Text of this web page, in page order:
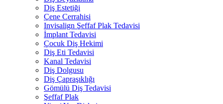
Diş Estetiği
Çene Cerrahisi
Invisalign Şeffaf Plak Tedavisi
İmplant Tedavisi
Çocuk Diş Hekimi
Diş Eti Tedavisi
Kanal Tedavisi
Diş Dolgusu
Diş Çapraşıklığı
Gömülü Diş Tedavisi
Şeffaf Plak